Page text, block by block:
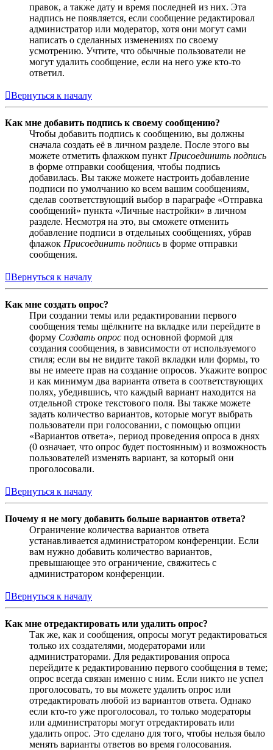
правок, а также дату и время последней из них. Эта
надпись не появляется, если сообщение редактировал
администратор или модератор, хотя они могут сами
написать о сделанных изменениях по своему
усмотрению. Учтите, что обычные пользователи не
могут удалить сообщение, если на него уже кто-то
ответил.
Вернуться к началу
Как мне добавить подпись к своему сообщению?
Чтобы добавить подпись к сообщению, вы должны
сначала создать её в личном разделе. После этого вы
можете отметить флажком пункт Присоединить подпись
в форме отправки сообщения, чтобы подпись
добавилась. Вы также можете настроить добавление
подписи по умолчанию ко всем вашим сообщениям,
сделав соответствующий выбор в параграфе «Отправка
сообщений» пункта «Личные настройки» в личном
разделе. Несмотря на это, вы сможете отменить
добавление подписи в отдельных сообщениях, убрав
флажок Присоединить подпись в форме отправки
сообщения.
Вернуться к началу
Как мне создать опрос?
При создании темы или редактировании первого
сообщения темы щёлкните на вкладке или перейдите в
форму Создать опрос под основной формой для
создания сообщения, в зависимости от используемого
стиля; если вы не видите такой вкладки или формы, то
вы не имеете прав на создание опросов. Укажите вопрос
и как минимум два варианта ответа в соответствующих
полях, убедившись, что каждый вариант находится на
отдельной строке текстового поля. Вы также можете
задать количество вариантов, которые могут выбрать
пользователи при голосовании, с помощью опции
«Вариантов ответа», период проведения опроса в днях
(0 означает, что опрос будет постоянным) и возможность
пользователей изменять вариант, за который они
проголосовали.
Вернуться к началу
Почему я не могу добавить больше вариантов ответа?
Ограничение количества вариантов ответа
устанавливается администратором конференции. Если
вам нужно добавить количество вариантов,
превышающее это ограничение, свяжитесь с
администратором конференции.
Вернуться к началу
Как мне отредактировать или удалить опрос?
Так же, как и сообщения, опросы могут редактироваться
только их создателями, модераторами или
администраторами. Для редактирования опроса
перейдите к редактированию первого сообщения в теме;
опрос всегда связан именно с ним. Если никто не успел
проголосовать, то вы можете удалить опрос или
отредактировать любой из вариантов ответа. Однако
если кто-то уже проголосовал, то только модераторы
или администраторы могут отредактировать или
удалить опрос. Это сделано для того, чтобы нельзя было
менять варианты ответов во время голосования.